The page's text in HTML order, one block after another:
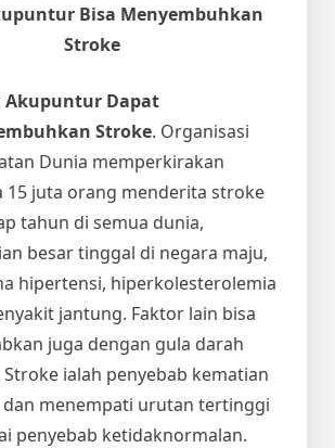
Bisa Menyembuhkan
Stroke
Akupuntur Dapat
Stroke. Organisasi
Dunia memperkirakan
15 juta orang menderita stroke
tahun di semua dunia,
besar tinggal di negara maju,
hipertensi, hiperkolesterolemia
jantung. Faktor lain bisa
juga dengan gula darah
ialah penyebab kematian
dan menempati urutan tertinggi
penyebab ketidaknormalan.